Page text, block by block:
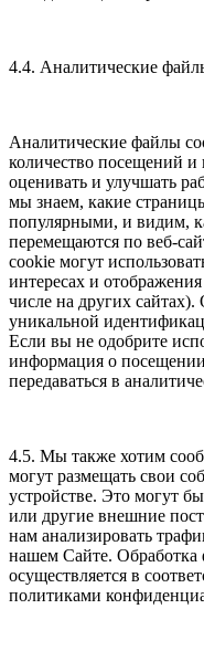
4.4. Аналитические
Аналитические файлы
количество посещений и
оценивать и улучшать
мы знаем, какие
популярными, и видим,
перемещаются по веб-
cookie могут
интересах и
числе на других
уникальной
Если вы не одобрите
информация о
передаваться в
4.5. Мы также хотим
могут размещать свои
устройстве. Это могут
или другие внешние
нам анализировать
нашем Сайте. Обработка
осуществляется в
политиками